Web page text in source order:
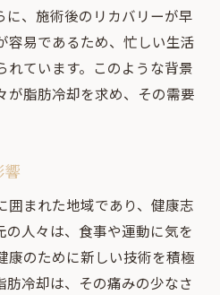
ス方法
軽減体験談
イエット方法の違い
基盤
との比較
ローチの違い
への新しいアプローチ
考える理由
がもたらす健康効果
に、施術後のリカバリーが早
容易であるため、忙しい生活
れています。このような背景
が脂肪冷却を求め、その需要
響
囲まれた地域であり、健康志
の人々は、食事や運動に気を
康のために新しい技術を積極
肪冷却は、その痛みの少なさ